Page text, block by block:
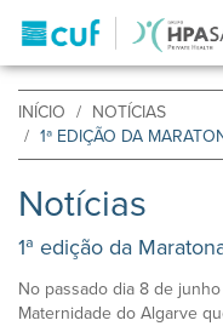
INÍCIO
NOTÍCIAS
1ª EDIÇÃO DA
Notícias
1ª edição da
No passado dia 8 de
Maternidade do Algarve